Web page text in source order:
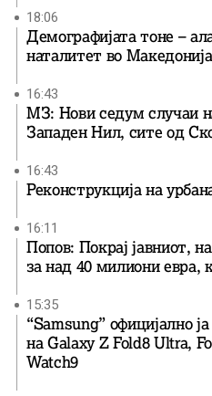
18:06
Демографијата тоне –
наталитет во Македонија
16:43
МЗ: Нови седум случаи
Западен Нил, сите од
16:43
Реконструкција на
16:11
Попов: Покрај јавниот,
за над 40 милиони евра,
15:35
“Samsung” официјално
на Galaxy Z Fold8 Ultra,
Watch9